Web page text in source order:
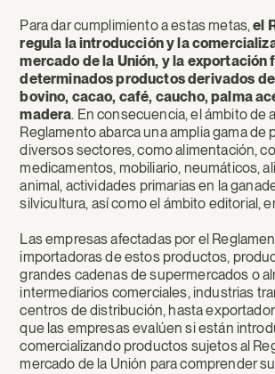
Para dar cumplimiento a estas metas,el
regula la introducción y la
mercado de la Unión, y la exportación
determinados productos derivados
bovino, cacao, café, caucho, palma
madera. En consecuencia, el ámbito de
Reglamento abarca una amplia gama de
diversos sectores, como alimentación,
medicamentos, mobiliario, neumáticos,
animal, actividades primarias en la
silvicultura, así como el ámbito editorial,
Las empresas afectadas por el
importadoras de estos productos,
grandes cadenas de supermercados o
intermediarios comerciales, industrias
centros de distribución, hasta
que las empresas evalúen si están
comercializando productos sujetos al
mercado de la Unión para comprender